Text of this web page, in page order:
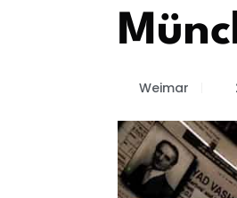
Weimar